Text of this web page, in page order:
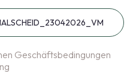
Geschäftsbedingungen